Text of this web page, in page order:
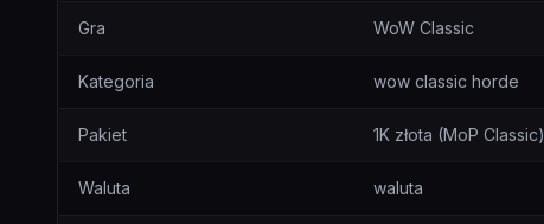
Gra WoW Classic
Kategoria wow classic horde
Pakiet 1K złota (MoP Classic)
Waluta waluta